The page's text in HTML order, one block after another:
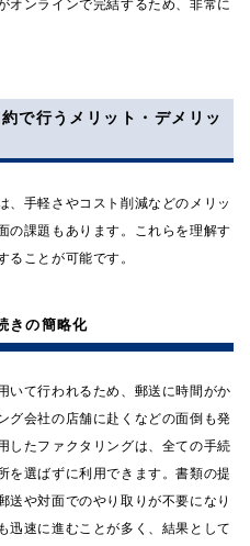
オンラインで完結するため、非常に
で行うメリット・デメリッ
、手軽さやコスト削減などのメリッ
の課題もあります。これらを理解す
ることが可能です。
きの簡略化
いて行われるため、郵送に時間がか
グ会社の店舗に赴くなどの面倒も発
したファクタリングは、全ての手続
を選ばずに利用できます。書類の提
送や対面でのやり取りが不要になり
迅速に進むことが多く、結果として